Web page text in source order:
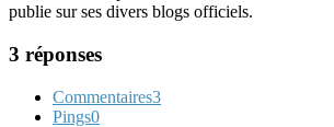
publie sur ses divers blogs officiels.
3 réponses
Commentaires3
Pings0